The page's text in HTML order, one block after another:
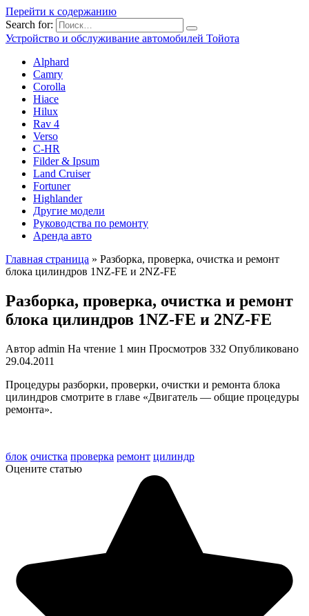
Перейти к содержанию
Search for:
Устройство и обслуживание автомобилей Тойота
Alphard
Camry
Corolla
Hiace
Hilux
Rav 4
Verso
C-HR
Filder & Ipsum
Land Cruiser
Fortuner
Highlander
Другие модели
Руководства по ремонту
Аренда авто
Главная страница » Разборка, проверка, очистка и ремонт
блока цилиндров 1NZ-FE и 2NZ-FE
Разборка, проверка, очистка и ремонт
блока цилиндров 1NZ-FE и 2NZ-FE
Автор admin На чтение 1 мин Просмотров 332 Опубликовано
29.04.2011
Процедуры разборки, проверки, очист­ки и ремонта блока
цилиндров смот­рите в главе «Двигатель — общие про­цедуры
ремонта».
блок очистка проверка ремонт цилиндр
Оцените статью